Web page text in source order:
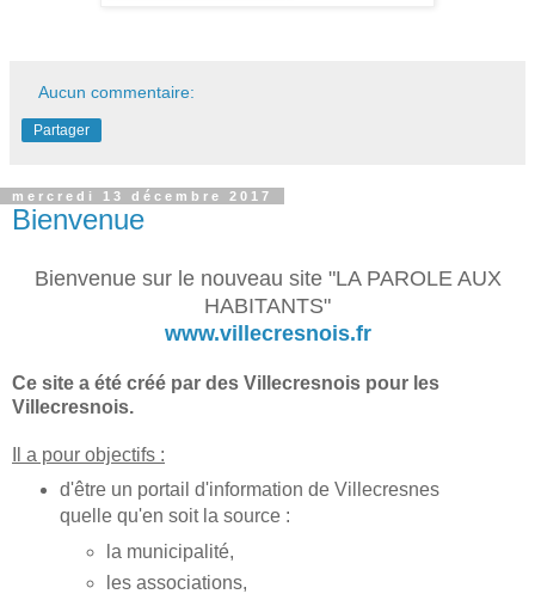
Aucun commentaire:
Partager
mercredi 13 décembre 2017
Bienvenue
Bienvenue sur le nouveau site "LA PAROLE AUX
HABITANTS"
www.villecresnois.fr
Ce site a été créé par des Villecresnois pour les
Villecresnois.
Il a pour objectifs :
d'être un portail d'information de Villecresnes
quelle qu'en soit la source :
la municipalité,
les associations,